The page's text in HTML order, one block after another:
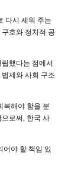
다시 세워 주는
호와 정치적 공
했다는 점에서
제와 사회 구조
복해야 함을 분
로써, 한국 사
어야 할 책임 있